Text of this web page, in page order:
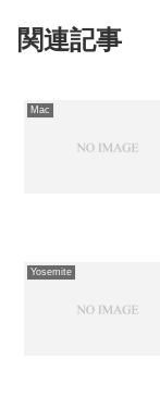
関連記事
Mac
Yosemite